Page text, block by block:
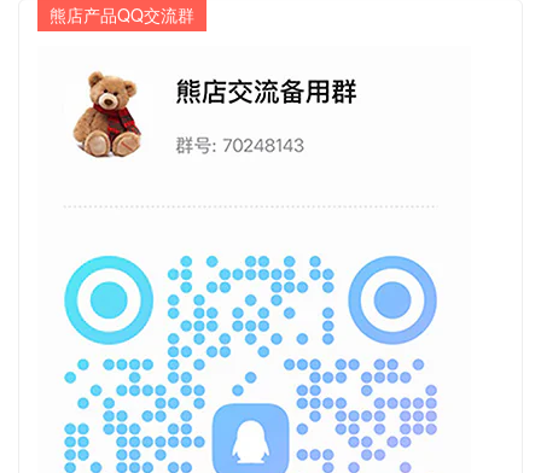
熊店产品QQ交流群